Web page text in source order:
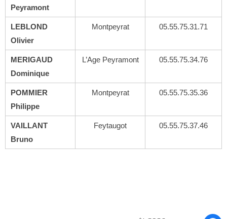
Peyramont
LEBLOND
Olivier
Montpeyrat 05.55.75.31.71
MERIGAUD
Dominique
L’Age Peyramont 05.55.75.34.76
POMMIER
Philippe
Montpeyrat 05.55.75.35.36
VAILLANT
Bruno
Feytaugot 05.55.75.37.46